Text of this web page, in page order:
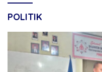
POLITIK